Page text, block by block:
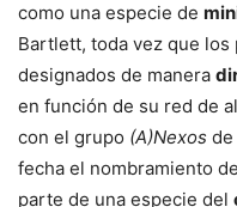
como una especie de
Bartlett, toda vez que
designados de manera
en función de su red de
con el grupo (A)Nexos de
fecha el nombramiento
parte de una especie del